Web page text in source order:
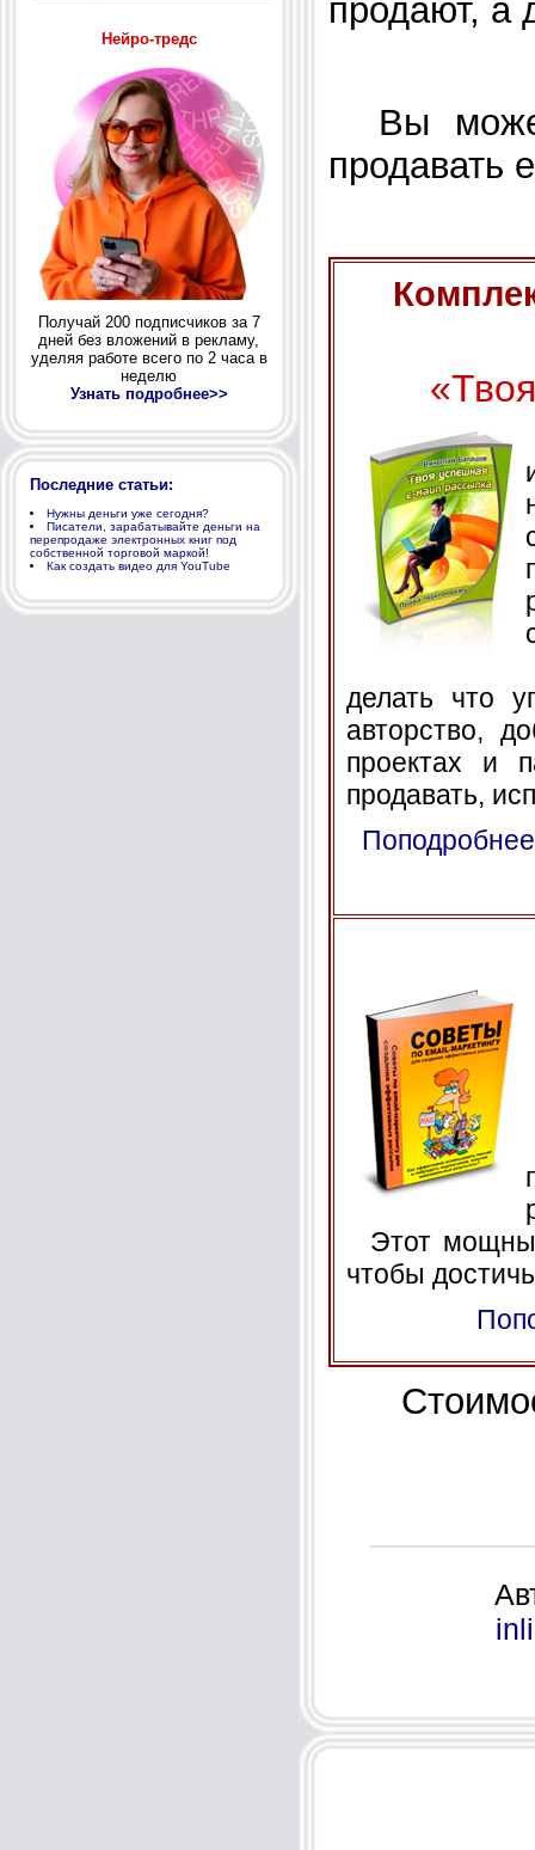
Нейро-тредс
Получай 200 подписчиков за 7
дней без вложений в рекламу,
уделяя работе всего по 2 часа в
неделю
Узнать подробнее>>
Последние статьи:
Нужны деньги уже сегодня?
Писатели, зарабатывайте деньги на
перепродаже электронных книг под
собственной торговой маркой!
Как создать видео для YouTube
продают, а
Вы
продавать
делать что
авторство,
проектах и
продавать,
Этот
чтобы